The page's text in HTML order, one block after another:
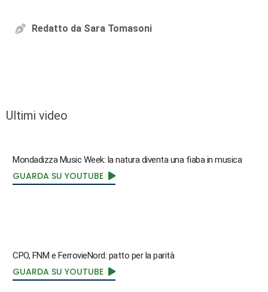
Redatto da Sara Tomasoni
Ultimi video
Mondadizza Music Week: la natura diventa una fiaba in musica
GUARDA SU YOUTUBE
CPO, FNM e FerrovieNord: patto per la parità
GUARDA SU YOUTUBE